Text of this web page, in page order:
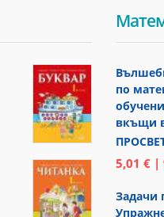
по
вкъщи
5,01 € |
Задачи